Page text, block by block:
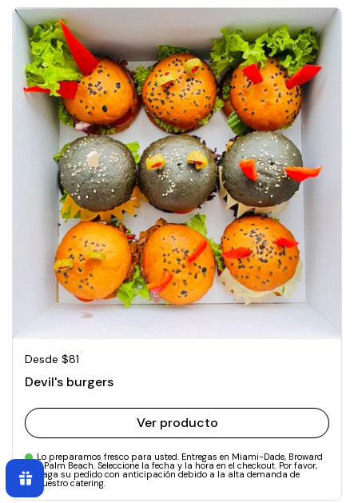
Precio normal
Desde $81
Devil's burgers
Ver producto
Lo preparamos fresco para usted. Entregas en Miami-Dade, Broward
y Palm Beach. Seleccione la fecha y la hora en el checkout. Por favor,
haga su pedido con anticipación debido a la alta demanda de
nuestro catering.